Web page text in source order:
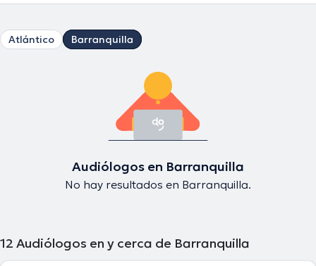
Atlántico Barranquilla
Audiólogos en Barranquilla
No hay resultados en Barranquilla.
12 Audiólogos en y cerca de Barranquilla